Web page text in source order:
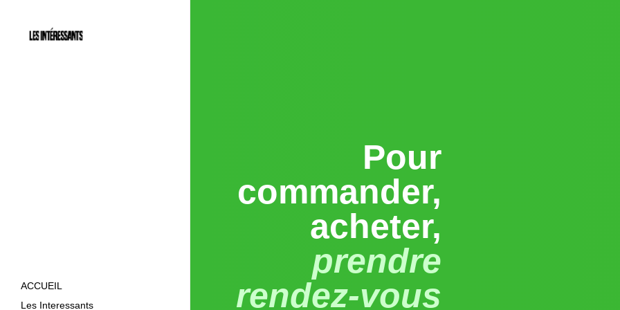
ACCUEIL
Les Interessants
Pour
commander,
acheter,
prendre
rendez-vous